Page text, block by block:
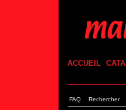
ACCUEIL
FAQ Rechercher